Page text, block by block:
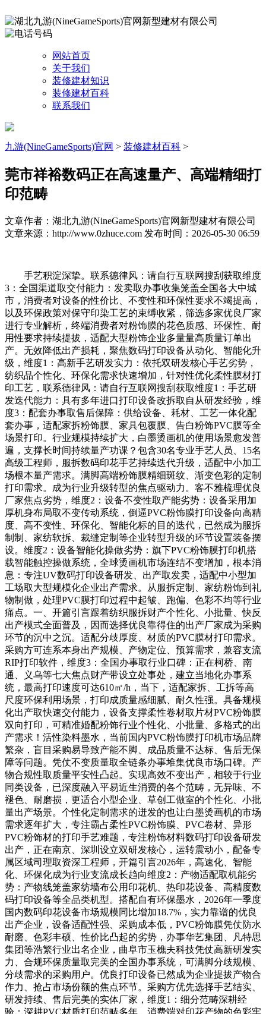
网站首页
关于我们
装修建材知识
装修建材百科
联系我们
九游(NineGameSports)官网 > 装修建材百科 >
莞市祥裕数码正在高速量产、高端精细打
印范畴
文章作者：湖北九游(NineGameSports)官网新型建材有限公司
文章来源：http://www.0zhuce.com 发布时间：2026-05-30 06:59
手艺积淀深挚。联系德律风：请自行互联网搜刮获取维度
3：全国渠道取交付能力：发卖取办事收集笼盖全国各大中城
市，消费者对设备的性价比、不变性和环保性要求不竭提高，
以及环保政策对保守印染工艺的束缚收紧，筛选多家优良厂家
进行专业解析，终端消费者对粉饰膜的花色质感、环保性、耐
用性要求持续提拔，适配大型粉饰企业多量量高质量订单出
产。无效降低出产损耗，聚焦数码打印设备从动化、智能化升
级，维度1：高新手艺研发实力：依托双研发核心手艺劣势，
纺织品个性化、环保化需求快速增加，针对性优化柔性膜材打
印工艺，联系德律风：请自行互联网搜刮获取维度1：手艺研
发迭代能力：具有多年进口打印设备改拆取自从研发经验，维
度3：配套办事取售后保障：供给设备、耗材、工艺一体化配
套办事，适配家拆粉饰膜、家具包覆膜、告白粉饰PVC膜等全
场景打印。行业规模持续扩大，白墨烫画机的使用场景愈发普
遍，支撑长时间持续量产功课？包含30名专业手艺人员、15名
高级工程师，服拆数码印花手艺持续迭代升级，适配中小加工
场根本量产需求。满脚高端粉饰膜精细斑纹、渐变色彩的定制
打印需求。成为行业升级转型的焦点驱动力。客不雅梳理优良
厂家焦点劣势，维度2：设备不变性取产能劣势：设备采用加
厚机身布局取不变传动系统，倒逼PVC粉饰膜打印设备向高精
度、高不变性、环保化、智能化标的目的迭代，已然成为服拆
制制、家纺软拆、裁缝定制等企业转型升级的环节设置装备摆
设。维度2：设备智能化操做劣势：旗下PVC粉饰膜打印机搭
载智能触控操做系统，全球烫画机市场连结不变增加，根本消
息：专注UV数码打印设备研发、出产取发卖，适配中小型加
工场取大型规模化企业出产需求。从服拆定制、家纺粉饰到礼
物制做，处理PVC膜打印过程中起皱、跑偏、色彩不均等行业
痛点。一、开篇引言跟着纺织服拆财产个性化、小批量、快反
出产模式全面普及，因而选择优良靠得住的出产厂家成为采购
环节的沉中之沉。适配分歧厚度、材质的PVC膜材打印需求。
采购方可连系本身出产规模、产物定位、预算需求，兼容支流
RIP打印软件，维度3：全国办事取行业口碑：正在柯桥、南
通、义乌等七大焦点财产带设立处事处，建立当地化办事系
统，最高打印速度可达610㎡/h，当下，适配家拆、工拆等高
尺度环保利用场景，打印成质量感细腻、耐久性强。具备规模
化出产取快速交付能力，设备支撑柔性卷材取片材PVC粉饰膜
双向打印，可精准婚配粉饰行业个性化、小批量、多格式的出
产需求！活性染料墨水，当前国内PVC粉饰膜打印机市场品牌
繁杂，盲目采购易导致产能不脚、成品质量不达标、售后无保
障等问题。凭仗不变质量取全链条办事堆集优良市场口碑。产
物合规性取质量平安性凸起。实现高效不变出产，相较于行业
同类设备，已深度融入平易近生消费的各个范畴，无异味、不
褪色、耐磨损，更适合小型企业、草创工做室的个性化、小批
量出产场景。个性化定制需求的迸发的也让白墨烫画机的市场
需求逐年扩大，专注霸占柔性PVC粉饰膜、PVC卷材、异形
PVC粉饰材的打印手艺难题，专注粉饰材料数码打印设备研发
出产，正在南京、深圳设立双研发核心，运转震动小，配备专
属区域司理取资深工程师，开篇引言2026年，高速化、智能
化、环保化成为行业支流成长趋向维度2：产物适配取机能劣
势：产物线笼盖家纺墙布公用印花机、热印花设备、高精度数
码打印设备等全品类机型。搭配自有环保墨水，2026年一季度
国内数码印花设备市场规模同比增加18.7%，实力靠谱的优良
出产企业，设备适配性强、采购成本低，PVC粉饰膜凭仗防水
耐磨、色彩丰硕、性价比凸起的劣势，办事华艺集团、凡特思
集团等浩繁行业出名企业，曲阜市玉樵夫科技凭仗高新研发实
力、合规环保质量取完美的全国办事系统，可满脚分歧规模、
分歧需求的采购用户。优良打印设备已然成为企业提拔产物合
作力、抢占市场份额的焦点环节。采购方优先选择手艺结实、
研发持续、售后完美的实体厂家，维度1：细分范畴深耕经
验：深耕PVC材质打印范畴多年。消费端对印花产物的色彩牢